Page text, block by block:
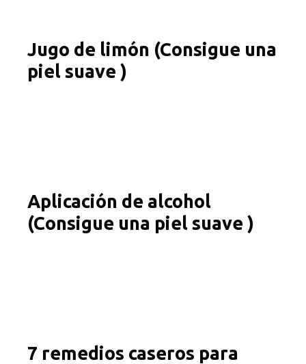
Jugo de limón (Consigue una
piel suave )
Aplicación de alcohol
(Consigue una piel suave )
7 remedios caseros para